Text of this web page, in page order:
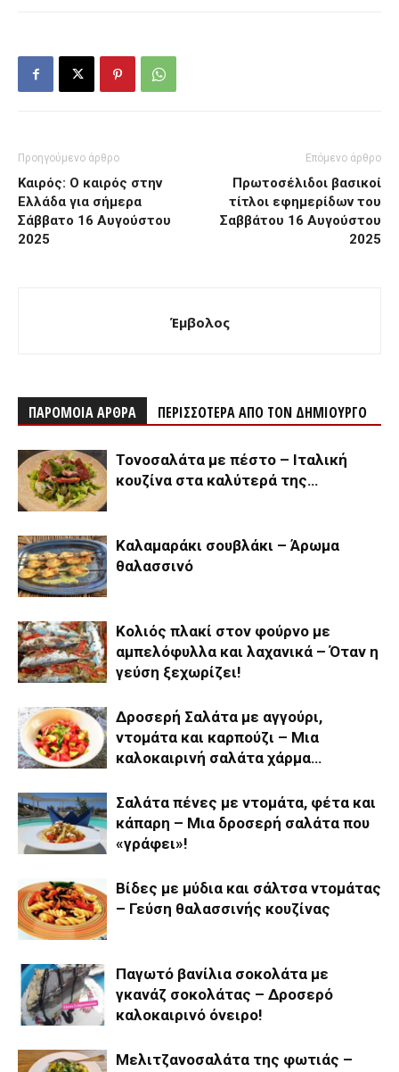
Προηγούμενο άρθρο
Καιρός: Ο καιρός στην
Ελλάδα για σήμερα
Σάββατο 16 Αυγούστου
2025
Επόμενο άρθρο
Πρωτοσέλιδοι βασικοί
τίτλοι εφημερίδων του
Σαββάτου 16 Αυγούστου
2025
Έμβολος
ΠΑΡΟΜΟΙΑ ΑΡΘΡΑ ΠΕΡΙΣΣΟΤΕΡΑ ΑΠΟ ΤΟΝ ΔΗΜΙΟΥΡΓΟ
Τονοσαλάτα με πέστο – Ιταλική
κουζίνα στα καλύτερά της…
Καλαμαράκι σουβλάκι – Άρωμα
θαλασσινό
Κολιός πλακί στον φούρνο με
αμπελόφυλλα και λαχανικά – Όταν η
γεύση ξεχωρίζει!
Δροσερή Σαλάτα με αγγούρι,
ντομάτα και καρπούζι – Μια
καλοκαιρινή σαλάτα χάρμα…
Σαλάτα πένες με ντομάτα, φέτα και
κάπαρη – Μια δροσερή σαλάτα που
«γράφει»!
Βίδες με μύδια και σάλτσα ντομάτας
– Γεύση θαλασσινής κουζίνας
Παγωτό βανίλια σοκολάτα με
γκανάζ σοκολάτας – Δροσερό
καλοκαιρινό όνειρο!
Μελιτζανοσαλάτα της φωτιάς –